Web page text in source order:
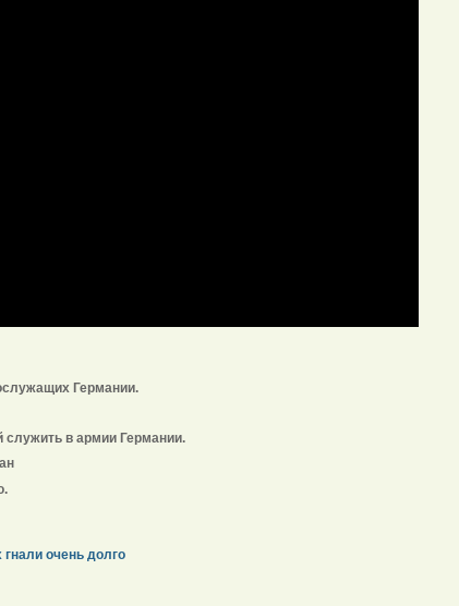
Германии.
служить в армии Германии.
очень долго